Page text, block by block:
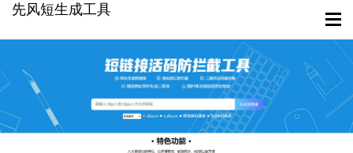
先风短生成工具